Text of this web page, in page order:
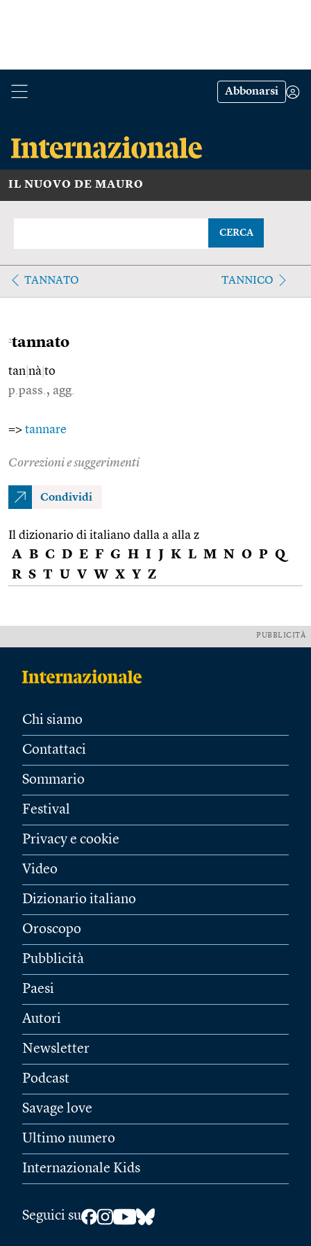
Abbonarsi
IL NUOVO DE MAURO
CERCA
TANNATO TANNICO
2tannato
tan nà to
p.pass., agg.
=> tannare
Correzioni e suggerimenti
Condividi
Il dizionario di italiano dalla a alla z
A B C D E F G H I J K L M N O P Q
R S T U V W X Y Z
PUBBLICITÀ
Chi siamo
Contattaci
Sommario
Festival
Privacy e cookie
Video
Dizionario italiano
Oroscopo
Pubblicità
Paesi
Autori
Newsletter
Podcast
Savage love
Ultimo numero
Internazionale Kids
Seguici su